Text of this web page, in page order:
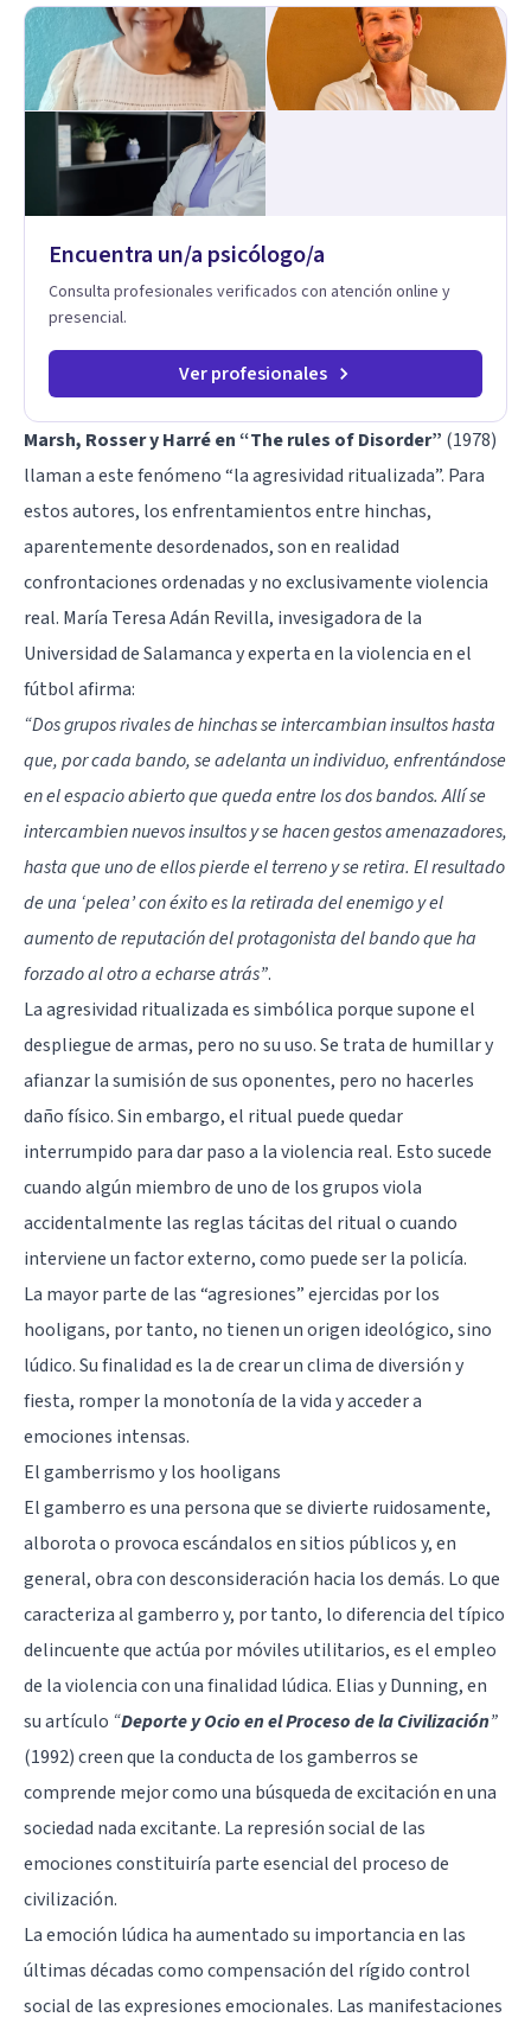
respiración neurodinámica, integrando actualmente la
Psicología Analítica Junguiana. Mi abordaje también incorpora
perspectivas interculturales, ecopsicología y el trabajo
simbólico con el inconsciente, entendiendo que cada
proceso terapéutico es único y requiere una mirada
personalizada.
Encuentra un/a psicólogo/a
Consulta profesionales verificados con atención online y
presencial.
Ver profesionales
Marsh, Rosser y Harré en “The rules of Disorder” (1978)
llaman a este fenómeno “la agresividad ritualizada”. Para
estos autores, los enfrentamientos entre hinchas,
aparentemente desordenados, son en realidad
confrontaciones ordenadas y no exclusivamente violencia
real. María Teresa Adán Revilla, invesigadora de la
Universidad de Salamanca y experta en la violencia en el
fútbol afirma:
“Dos grupos rivales de hinchas se intercambian insultos hasta
que, por cada bando, se adelanta un individuo, enfrentándose
en el espacio abierto que queda entre los dos bandos. Allí se
intercambien nuevos insultos y se hacen gestos amenazadores,
hasta que uno de ellos pierde el terreno y se retira. El resultado
de una ‘pelea’ con éxito es la retirada del enemigo y el
aumento de reputación del protagonista del bando que ha
forzado al otro a echarse atrás”.
La agresividad ritualizada es simbólica porque supone el
despliegue de armas, pero no su uso. Se trata de humillar y
afianzar la sumisión de sus oponentes, pero no hacerles
daño físico. Sin embargo, el ritual puede quedar
interrumpido para dar paso a la violencia real. Esto sucede
cuando algún miembro de uno de los grupos viola
accidentalmente las reglas tácitas del ritual o cuando
interviene un factor externo, como puede ser la policía.
La mayor parte de las “agresiones” ejercidas por los
hooligans, por tanto, no tienen un origen ideológico, sino
lúdico. Su finalidad es la de crear un clima de diversión y
fiesta, romper la monotonía de la vida y acceder a
emociones intensas.
El gamberrismo y los hooligans
El gamberro es una persona que se divierte ruidosamente,
alborota o provoca escándalos en sitios públicos y, en
general, obra con desconsideración hacia los demás. Lo que
caracteriza al gamberro y, por tanto, lo diferencia del típico
delincuente que actúa por móviles utilitarios, es el empleo
de la violencia con una finalidad lúdica. Elias y Dunning, en
su artículo “Deporte y Ocio en el Proceso de la Civilización”
(1992) creen que la conducta de los gamberros se
comprende mejor como una búsqueda de excitación en una
sociedad nada excitante. La represión social de las
emociones constituiría parte esencial del proceso de
civilización.
La emoción lúdica ha aumentado su importancia en las
últimas décadas como compensación del rígido control
social de las expresiones emocionales. Las manifestaciones